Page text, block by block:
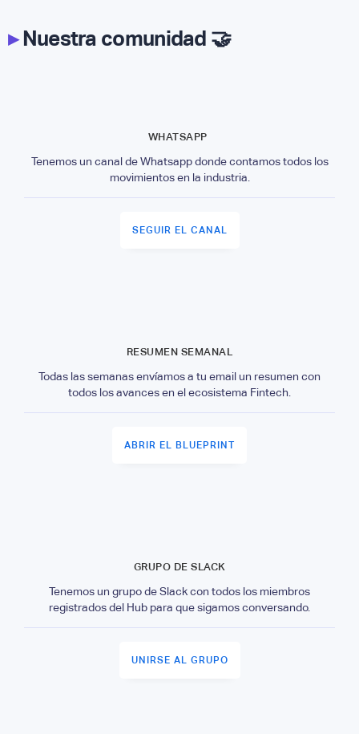
▸Nuestra comunidad 🤝
WHATSAPP
Tenemos un canal de Whatsapp donde contamos todos los
movimientos en la industria.
SEGUIR EL CANAL
RESUMEN SEMANAL
Todas las semanas envíamos a tu email un resumen con
todos los avances en el ecosistema Fintech.
ABRIR EL BLUEPRINT
GRUPO DE SLACK
Tenemos un grupo de Slack con todos los miembros
registrados del Hub para que sigamos conversando.
UNIRSE AL GRUPO